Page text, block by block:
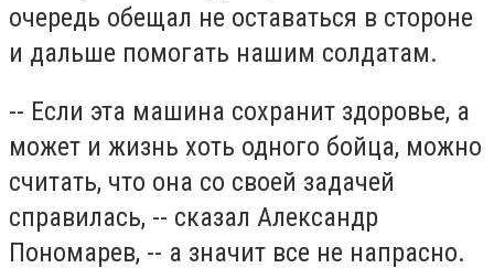
очередь обещал не оставаться в стороне
и дальше помогать нашим солдатам.
-- Если эта машина сохранит здоровье, а
может и жизнь хоть одного бойца, можно
считать, что она со своей задачей
справилась, -- сказал Александр
Пономарев, -- а значит все не напрасно.